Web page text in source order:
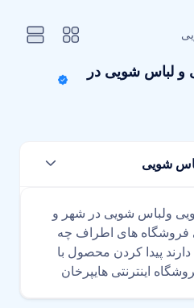
لباس شویی در
شویی
ولباس شویی در شهر و
فروشگاه های اطراف چه
پیدا کردن محصول با
اینترنتی هایپرخان